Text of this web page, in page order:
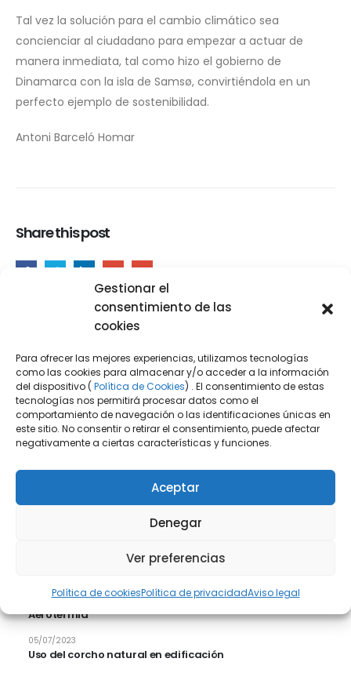
Gestionar el
consentimiento de las
cookies
Para ofrecer las mejores experiencias, utilizamos tecnologías
como las cookies para almacenar y/o acceder a la información
del dispositivo ( Política de Cookies) . El consentimiento de estas
tecnologías nos permitirá procesar datos como el
comportamiento de navegación o las identificaciones únicas en
este sitio. No consentir o retirar el consentimiento, puede afectar
negativamente a ciertas características y funciones.
Aceptar
Denegar
Ver preferencias
Política de cookiesPolítica de privacidadAviso legal
Tal vez la solución para el cambio climático sea
concienciar al ciudadano para empezar a actuar de
manera inmediata, tal como hizo el gobierno de
Dinamarca con la isla de Samsø, convirtiéndola en un
perfecto ejemplo de sostenibilidad.
Antoni Barceló Homar
Share this post
Antoni Barceló Homar
El Blog de Estudi Sigma
Noticias relacionadas con nuestros servicios
Entradas recientes
Aerotermia
05/07/2023
Uso del corcho natural en edificación
05/07/2023